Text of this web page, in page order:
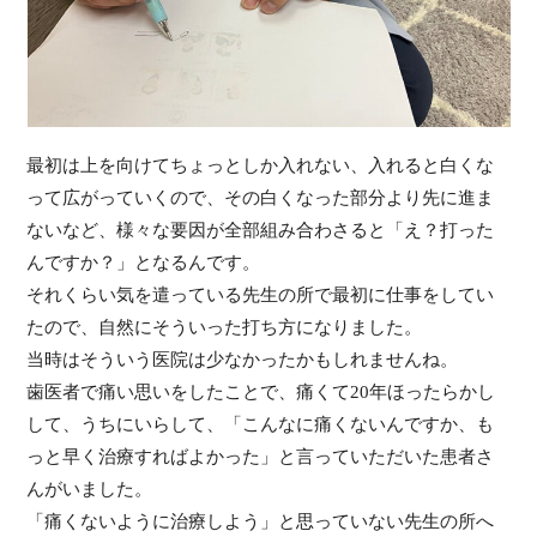
最初は上を向けてちょっとしか入れない、入れると白くな
って広がっていくので、その白くなった部分より先に進ま
ないなど、様々な要因が全部組み合わさると「え？打った
んですか？」となるんです。
それくらい気を遣っている先生の所で最初に仕事をしてい
たので、自然にそういった打ち方になりました。
当時はそういう医院は少なかったかもしれませんね。
歯医者で痛い思いをしたことで、痛くて20年ほったらかし
して、うちにいらして、「こんなに痛くないんですか、も
っと早く治療すればよかった」と言っていただいた患者さ
んがいました。
「痛くないように治療しよう」と思っていない先生の所へ